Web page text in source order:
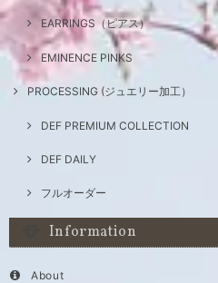
EARRINGS（ピアス）
EMINENCE PINKS
PROCESSING (ジュエリー加工）
DEF PREMIUM COLLECTION
DEF DAILY
フルオーダー
Information
About